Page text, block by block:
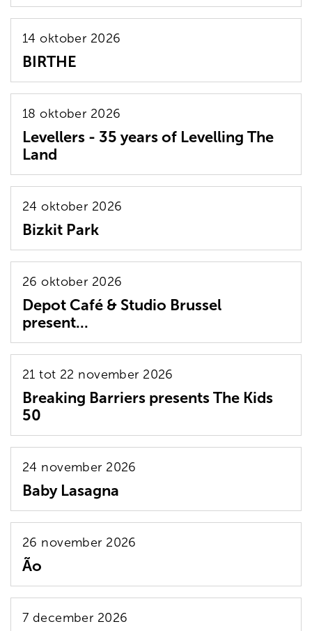
14 oktober 2026
BIRTHE
18 oktober 2026
Levellers - 35 years of Levelling The
Land
24 oktober 2026
Bizkit Park
26 oktober 2026
Depot Café & Studio Brussel
present...
21 tot 22 november 2026
Breaking Barriers presents The Kids
50
24 november 2026
Baby Lasagna
26 november 2026
Ão
7 december 2026